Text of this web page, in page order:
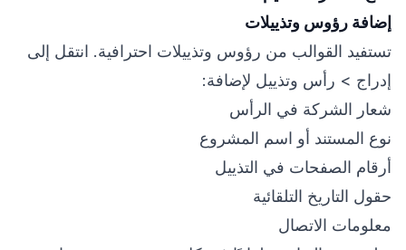
إضافة رؤوس وتذييلات
تستفيد القوالب من رؤوس وتذييلات احترافية. انتقل إلى
إدراج > رأس وتذييل لإضافة:
شعار الشركة في الرأس
نوع المستند أو اسم المشروع
أرقام الصفحات في التذييل
حقول التاريخ التلقائية
معلومات الاتصال